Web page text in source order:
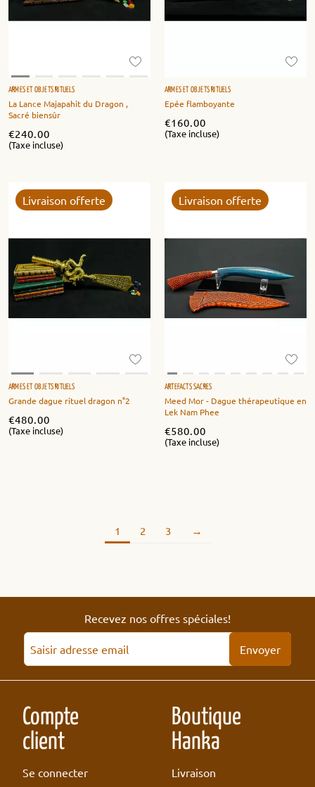
ARMES ET OBJETS RITUELS
La Lance Majapahit du Dragon ,
Sacré biensûr
€240.00
(Taxe incluse)
ARMES ET OBJETS RITUELS
Epée flamboyante
€160.00
(Taxe incluse)
Livraison offerte
ARMES ET OBJETS RITUELS
Grande dague rituel dragon n°2
€480.00
(Taxe incluse)
Livraison offerte
ARTEFACTS SACRÉS
Meed Mor - Dague thérapeutique en
Lek Nam Phee
€580.00
(Taxe incluse)
1 2 3
Recevez nos offres spéciales!
Envoyer
Compte
client
Se connecter
Boutique
Hanka
Livraison